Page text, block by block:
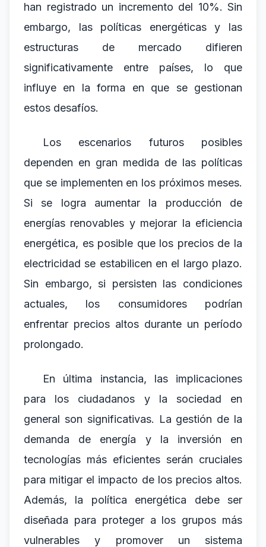
han registrado un incremento del 10%. Sin
embargo, las políticas energéticas y las
estructuras de mercado difieren
significativamente entre países, lo que
influye en la forma en que se gestionan
estos desafíos.
Los escenarios futuros posibles
dependen en gran medida de las políticas
que se implementen en los próximos meses.
Si se logra aumentar la producción de
energías renovables y mejorar la eficiencia
energética, es posible que los precios de la
electricidad se estabilicen en el largo plazo.
Sin embargo, si persisten las condiciones
actuales, los consumidores podrían
enfrentar precios altos durante un período
prolongado.
En última instancia, las implicaciones
para los ciudadanos y la sociedad en
general son significativas. La gestión de la
demanda de energía y la inversión en
tecnologías más eficientes serán cruciales
para mitigar el impacto de los precios altos.
Además, la política energética debe ser
diseñada para proteger a los grupos más
vulnerables y promover un sistema